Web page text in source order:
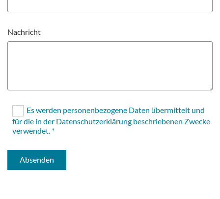
Nachricht
Es werden personenbezogene Daten übermittelt und
für die in der Datenschutzerklärung beschriebenen Zwecke
verwendet. *